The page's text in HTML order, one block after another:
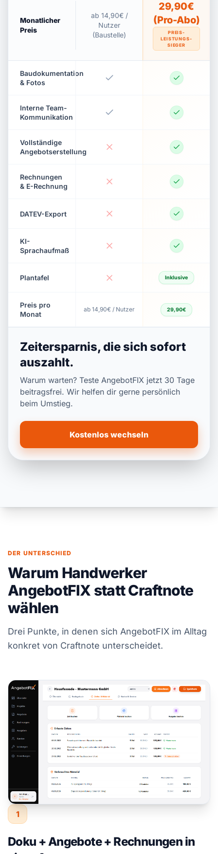
Monatlicher
Preis
ab 14,90€ /
Nutzer
(Baustelle)
29,90€
(Pro-Abo)
PREIS-
LEISTUNGS-
SIEGER
Baudokumentation
& Fotos
Interne Team-
Kommunikation
Vollständige
Angebotserstellung
Rechnungen
& E-Rechnung
DATEV-Export
KI-
Sprachaufmaß
Plantafel Inklusive
Preis pro
Monat
ab 14,90€ / Nutzer 29,90€
Zeitersparnis, die sich sofort
auszahlt.
Warum warten? Teste AngebotFIX jetzt 30 Tage
beitragsfrei. Wir helfen dir gerne persönlich
beim Umstieg.
Kostenlos wechseln
DER UNTERSCHIED
Warum Handwerker
AngebotFIX statt Craftnote
wählen
Drei Punkte, in denen sich AngebotFIX im Alltag
konkret von Craftnote unterscheidet.
1
Doku + Angebote + Rechnungen in